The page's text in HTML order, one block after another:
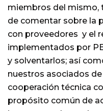
miembros del mismo,
de comentar sobre la
con proveedores y el
implementados por
y solventarlos; así
nuestros asociados
cooperación técnica
propósito común de